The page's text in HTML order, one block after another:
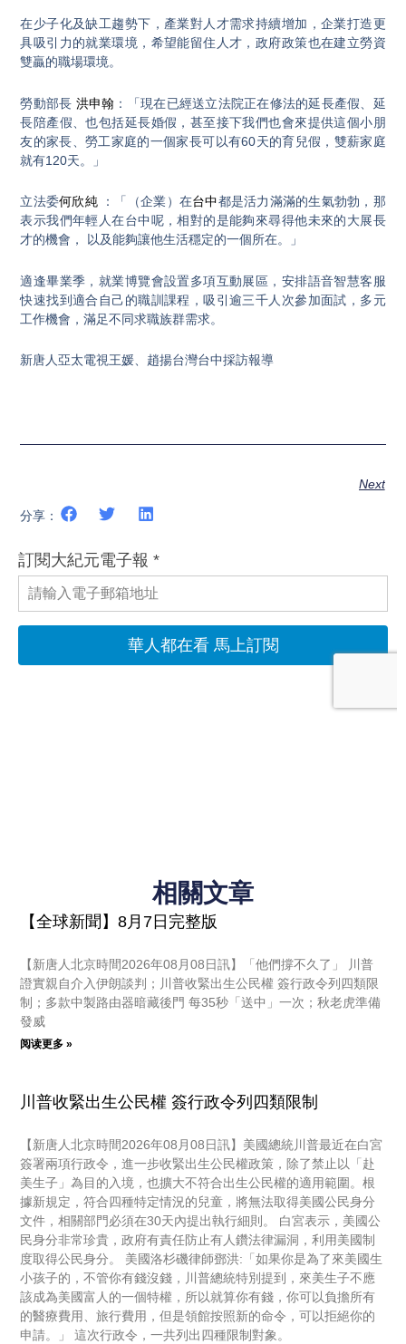
在少子化及缺工趨勢下，產業對人才需求持續增加，企業打造更
具吸引力的就業環境，希望能留住人才，政府政策也在建立勞資
雙贏的職場環境。
勞動部長 洪申翰 ：「現在已經送立法院正在修法的延長產假、延
長陪產假、也包括延長婚假，甚至接下我們也會來提供這個小朋
友的家長、勞工家庭的一個家長可以有60天的育兒假，雙薪家庭
就有120天。」
立法委何欣純：「（企業）在台中都是活力滿滿的生氣勃勃，那
表示我們年輕人在台中呢，相對的是能夠來尋得他未來的大展長
才的機會， 以及能夠讓他生活穩定的一個所在。」
適逢畢業季，就業博覽會設置多項互動展區，安排語音智慧客服
快速找到適合自己的職訓課程，吸引逾三千人次參加面試，多元
工作機會，滿足不同求職族群需求。
新唐人亞太電視王媛、趙揚台灣台中採訪報導
Next
分享：
相關文章
【全球新聞】8月7日完整版
【新唐人北京時間2026年08月08日訊】「他們撐不久了」 川普
證實親自介入伊朗談判；川普收緊出生公民權 簽行政令列四類限
制；多款中製路由器暗藏後門 每35秒「送中」一次；秋老虎準備
發威
阅读更多 »
川普收緊出生公民權 簽行政令列四類限制
【新唐人北京時間2026年08月08日訊】美國總統川普最近在白宮
簽署兩項行政令，進一步收緊出生公民權政策，除了禁止以「赴
美生子」為目的入境，也擴大不符合出生公民權的適用範圍。根
據新規定，符合四種特定情況的兒童，將無法取得美國公民身分
文件，相關部門必須在30天內提出執行細則。 白宮表示，美國公
民身分非常珍貴，政府有責任防止有人鑽法律漏洞，利用美國制
度取得公民身分。 美國洛杉磯律師鄧洪:「如果你是為了來美國生
小孩子的，不管你有錢沒錢，川普總統特別提到，來美生子不應
該成為美國富人的一個特權，所以就算你有錢，你可以負擔所有
的醫療費用、旅行費用，但是領館按照新的命令，可以拒絕你的
申請。」 這次行政令，一共列出四種限制對象。